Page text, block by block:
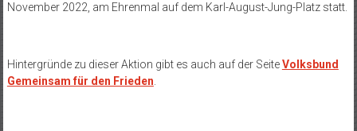
November 2022, am Ehrenmal auf dem Karl-August-Jung-Platz statt.
Hintergründe zu dieser Aktion gibt es auch auf der SeiteVolksbund
Gemeinsam für den Frieden.